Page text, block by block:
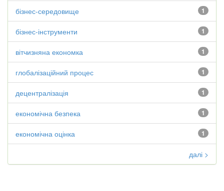
1
бізнес-середовище
1
бізнес-інструменти
1
вітчизняна економка
1
глобалізаційний процес
1
децентралізація
1
економічна безпека
1
економічна оцінка
далі >